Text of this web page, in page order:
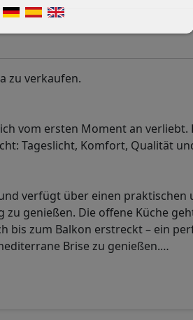
zu verkaufen.
vom ersten Moment an verliebt.
Tageslicht, Komfort, Qualität
verfügt über einen praktischen
genießen. Die offene Küche
bis zum Balkon erstreckt – ein
Brise zu genießen.…